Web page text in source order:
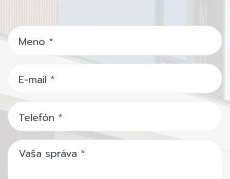
Meno *
E-mail *
Telefón *
Vaša správa *